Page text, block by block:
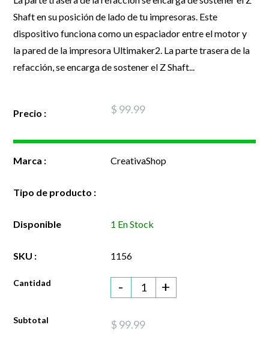
Shaft en su posición de lado de tu impresoras. Este
dispositivo funciona como un espaciador entre el motor y
la pared de la impresora Ultimaker2. La parte trasera de la
refacción, se encarga de sostener el Z Shaft...
Precio : $ 99.99
Marca : CreativaShop
Tipo de producto :
Disponible 1 En Stock
SKU : 1156
Cantidad - +
Subtotal $ 99.99